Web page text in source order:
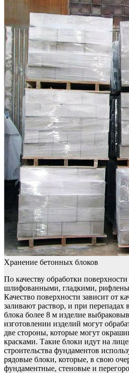
Хранение бетонных блоков
По качеству обработки
шлифованными, гладкими,
Качество поверхности зависит от
заливают раствор, и при перепадах
блока более 8 м изделие
изготовлении изделий могут
две стороны, которые могут
красками. Такие блоки идут на
строительства фундаментов
рядовые блоки, которые, в свою
фундаментные, стеновые и